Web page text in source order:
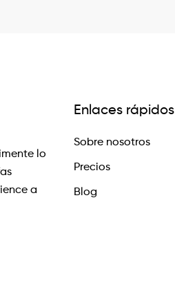
lo
a
Enlaces rápidos
Sobre nosotros
Precios
Blog